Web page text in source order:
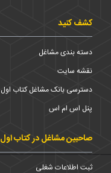
کشف کنید
دسته بندی مشاغل
نقشه سایت
دسترسی بانک مشاغل کتاب اول
پنل اس ام اس
صاحبین مشاغل در کتاب اول
ثبت اطلاعات شغلی